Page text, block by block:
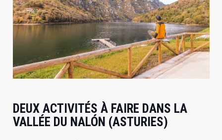
DEUX ACTIVITÉS À FAIRE DANS LA
VALLÉE DU NALÓN (ASTURIES)